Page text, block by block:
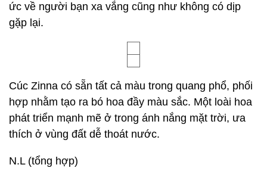
ức về người bạn xa vắng cũng như không có dịp
gặp lại.
Cúc Zinna có sẵn tất cả màu trong quang phổ, phối
hợp nhằm tạo ra bó hoa đầy màu sắc. Một loài hoa
phát triển mạnh mẽ ở trong ánh nắng mặt trời, ưa
thích ở vùng đất dễ thoát nước.
N.L (tổng hợp)